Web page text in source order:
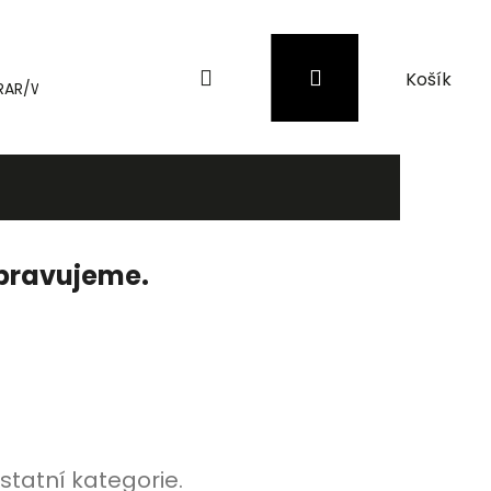
WinRAR Záložní zdroje (UPS) a přepěťové
PřihlášeníNákupní
košík
kategorie.